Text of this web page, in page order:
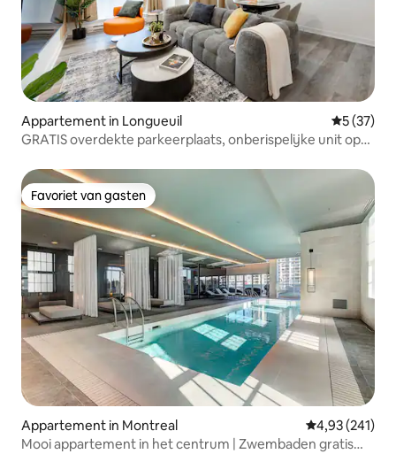
Appartement in Longueuil
5 (37)
GRATIS overdekte parkeerplaats, onberispelijke unit op
Favoriet van gasten
Favoriet van gasten
Appartement in Montreal Gemiddelde
4,93 (241)
Mooi appartement in het centrum | Zwembaden gratis